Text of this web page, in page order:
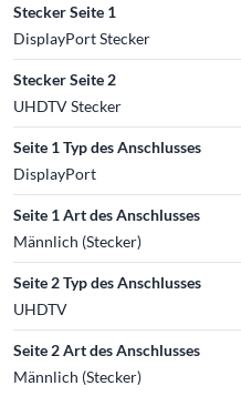
Stecker Seite 1
DisplayPort Stecker
Stecker Seite 2
UHDTV Stecker
Seite 1 Typ des Anschlusses
DisplayPort
Seite 1 Art des Anschlusses
Männlich (Stecker)
Seite 2 Typ des Anschlusses
UHDTV
Seite 2 Art des Anschlusses
Männlich (Stecker)